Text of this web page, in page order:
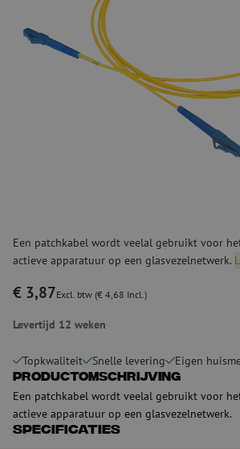
Een patchkabel wordt veelal gebruikt voor
actieve apparatuur op een glasvezelnetwerk.
€ 3,87Excl. btw (€ 4,68 Incl.)
Levertijd 12 weken
Topkwaliteit Snelle levering Eigen
Productomschrijving
Een patchkabel wordt veelal gebruikt voor
actieve apparatuur op een glasvezelnetwerk.
Specificaties